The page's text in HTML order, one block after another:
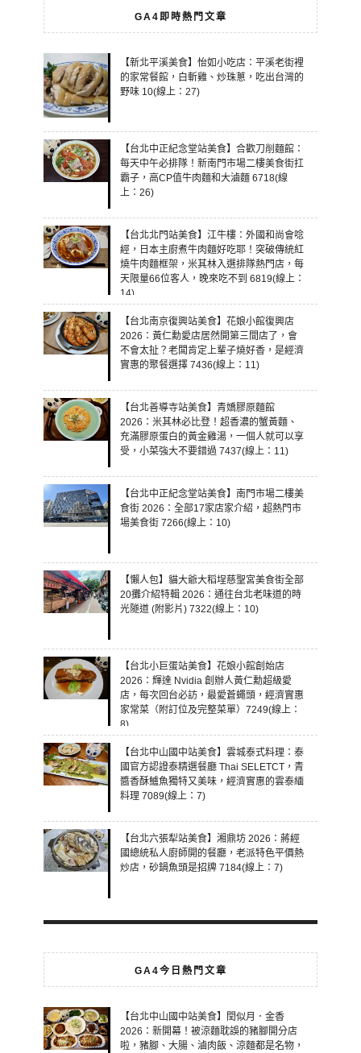
GA4即時熱門文章
【新北平溪美食】怡如小吃店：平溪老街裡
的家常餐館，白斬雞、炒珠蔥，吃出台灣的
野味 10(線上：27)
【台北中正紀念堂站美食】合歡刀削麵館：
每天中午必排隊！新南門市場二樓美食街扛
霸子，高CP值牛肉麵和大滷麵 6718(線
上：26)
【台北北門站美食】江牛樓：外國和尚會唸
經，日本主廚煮牛肉麵好吃耶！突破傳統紅
燒牛肉麵框架，米其林入選排隊熱門店，每
天限量66位客人，晚來吃不到 6819(線上：
14)
【台北南京復興站美食】花娘小館復興店
2026：黃仁勳愛店居然開第三間店了，會
不會太扯？老闆肯定上輩子燒好香，是經濟
實惠的聚餐選擇 7436(線上：11)
【台北善導寺站美食】青嬌膠原麵館
2026：米其林必比登！超香濃的蟹黃麵、
充滿膠原蛋白的黃金雞湯，一個人就可以享
受，小菜強大不要錯過 7437(線上：11)
【台北中正紀念堂站美食】南門市場二樓美
食街 2026：全部17家店家介紹，超熱門市
場美食街 7266(線上：10)
【懶人包】貓大爺大稻埕慈聖宮美食街全部
20攤介紹特輯 2026：通往台北老味道的時
光隧道 (附影片) 7322(線上：10)
【台北小巨蛋站美食】花娘小館創始店
2026：輝達 Nvidia 創辦人黃仁勳超級愛
店，每次回台必訪，最愛蒼蠅頭，經濟實惠
家常菜（附訂位及完整菜單）7249(線上：
8)
【台北中山國中站美食】雲城泰式料理：泰
國官方認證泰精選餐廳 Thai SELETCT，青
醬香酥鱸魚獨特又美味，經濟實惠的雲泰緬
料理 7089(線上：7)
【台北六張犁站美食】湘鼎坊 2026：蔣經
國總統私人廚師開的餐廳，老派特色平價熱
炒店，砂鍋魚頭是招牌 7184(線上：7)
GA4今日熱門文章
【台北中山國中站美食】閏似月．金香
2026：新開幕！被涼麵耽誤的豬腳開分店
啦，豬腳、大腸、滷肉飯、涼麵都是名物，